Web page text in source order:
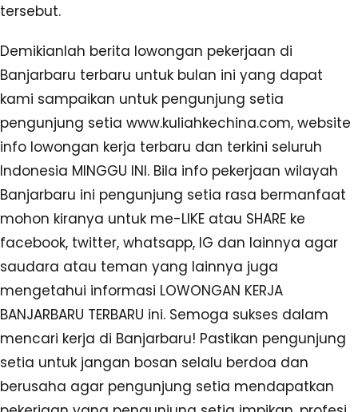
tersebut.
Demikianlah berita lowongan pekerjaan di
Banjarbaru terbaru untuk bulan ini yang dapat
kami sampaikan untuk pengunjung setia
pengunjung setia www.kuliahkechina.com, website
info lowongan kerja terbaru dan terkini seluruh
Indonesia MINGGU INI. Bila info pekerjaan wilayah
Banjarbaru ini pengunjung setia rasa bermanfaat
mohon kiranya untuk me-LIKE atau SHARE ke
facebook, twitter, whatsapp, IG dan lainnya agar
saudara atau teman yang lainnya juga
mengetahui informasi LOWONGAN KERJA
BANJARBARU TERBARU ini. Semoga sukses dalam
mencari kerja di Banjarbaru! Pastikan pengunjung
setia untuk jangan bosan selalu berdoa dan
berusaha agar pengunjung setia mendapatkan